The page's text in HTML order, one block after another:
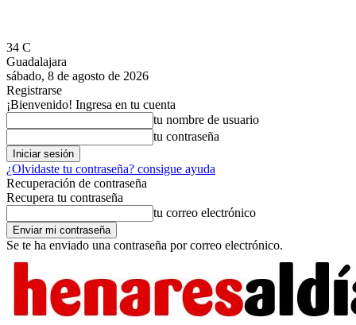
34 C
Guadalajara
sábado, 8 de agosto de 2026
Registrarse
¡Bienvenido! Ingresa en tu cuenta
tu nombre de usuario
tu contraseña
¿Olvidaste tu contraseña? consigue ayuda
Recuperación de contraseña
Recupera tu contraseña
tu correo electrónico
Se te ha enviado una contraseña por correo electrónico.